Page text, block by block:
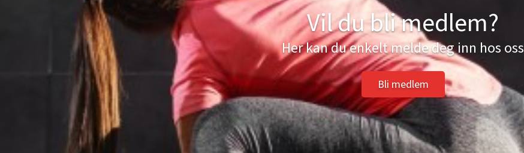
Vil du bli medlem?
Her kan du enkelt melde deg inn hos oss
Bli medlem